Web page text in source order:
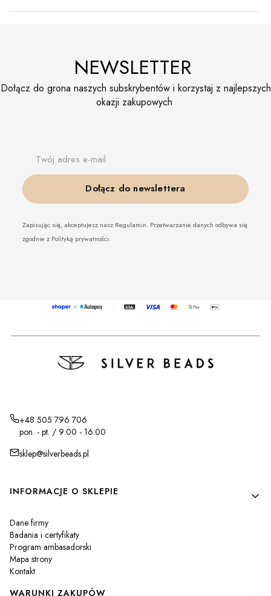
NEWSLETTER
Dołącz do grona naszych subskrybentów i korzystaj z najlepszych
okazji zakupowych
Twój adres e-mail
Dołącz do newslettera
Zapisując się, akceptujesz nasz Regulamin. Przetwarzanie danych odbywa się
zgodnie z Polityką prywatności.
+48 505 796 706
pon. - pt. / 9:00 - 16:00
sklep@silverbeads.pl
Linki w stopce
INFORMACJE O SKLEPIE
Dane firmy
Badania i certyfikaty
Program ambasadorski
Mapa strony
Kontakt
WARUNKI ZAKUPÓW